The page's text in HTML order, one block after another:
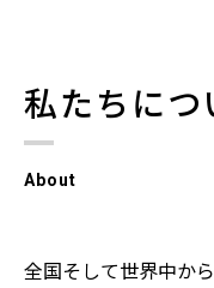
私たちにつ
About
全国そして世界中か